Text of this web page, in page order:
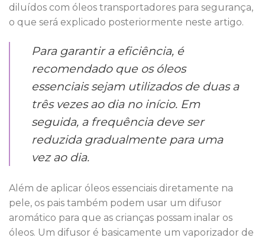
diluídos com óleos transportadores para segurança,
o que será explicado posteriormente neste artigo.
Para garantir a eficiência, é
recomendado que os óleos
essenciais sejam utilizados de ​​duas a
três vezes ao dia no início. Em
seguida, a frequência deve ser
reduzida gradualmente para uma
vez ao dia.
Além de aplicar óleos essenciais diretamente na
pele, os pais também podem usar um difusor
aromático para que as crianças possam inalar os
óleos. Um difusor é basicamente um vaporizador de